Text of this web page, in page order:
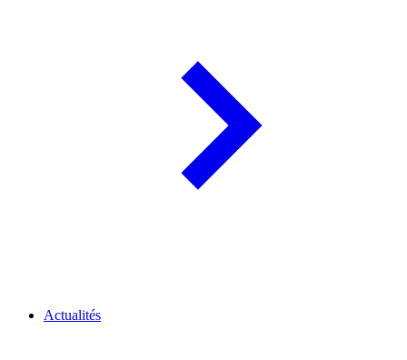
Actualités